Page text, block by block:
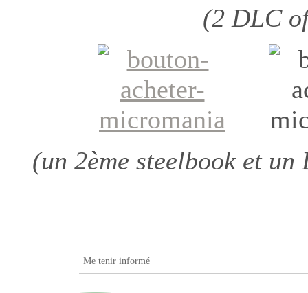
(2 DLC
(un 2ème steelbook et
Me tenir informé